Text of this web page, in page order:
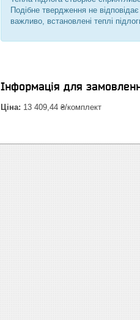
Подібне твердження не
важливо, встановлені теплі
Інформація для
Ціна: 13 409,44 ₴/комплект